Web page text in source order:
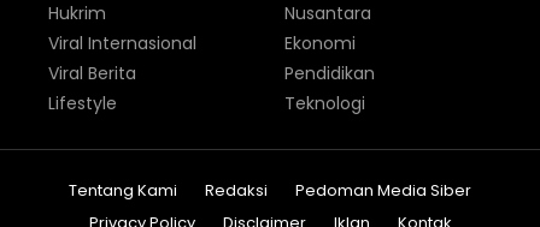
Hukrim
Viral Internasional
Viral Berita
Lifestyle
Nusantara
Ekonomi
Pendidikan
Teknologi
Tentang Kami Redaksi
Pedoman Media Siber